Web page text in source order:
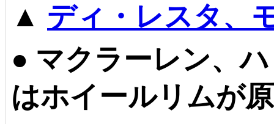
▲ ディ・レスタ、
● マクラーレン、
はホイールリムが